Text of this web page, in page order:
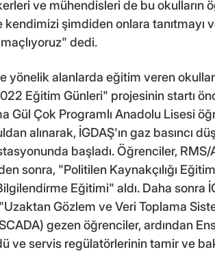
ve mühendisleri de bu okulların
kendimizi şimdiden onlara tanıtmayı
dedi.
yönelik alanlarda eğitim veren
Eğitim Günleri" projesinin startı
Gül Çok Programlı Anadolu Lisesi
alınarak, İGDAŞ'ın gaz basıncı
başladı. Öğrenciler,
sonra, "Politilen Kaynakçılığı
Eğitimi" aldı. Daha sonra
Gözlem ve Veri Toplama
gezen öğrenciler, ardından
ve servis regülatörlerinin tamir ve